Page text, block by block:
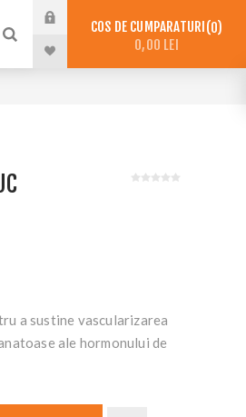
COS DE CUMPARATURI 0
0,00 LEI
a sustine vascularizarea
ale hormonului de